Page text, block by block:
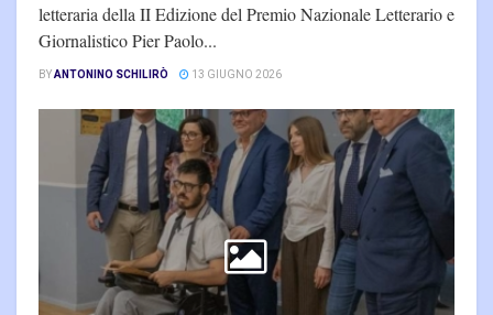
letteraria della II Edizione del Premio Nazionale Letterario e
Giornalistico Pier Paolo...
BYANTONINO SCHILIRÒ 13 GIUGNO 2026